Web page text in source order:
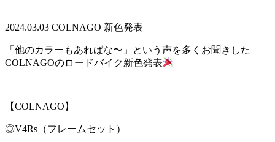
2024.03.03 COLNAGO 新色発表
「他のカラーもあればな〜」という声を多くお聞きした
COLNAGOのロードバイク新色発表
【COLNAGO】
◎V4Rs（フレームセット）